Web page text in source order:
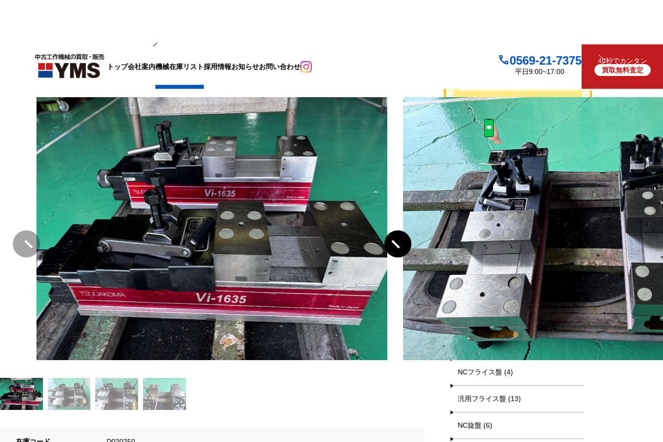
トップ会社案内機械在庫リスト採用情報お知らせお問い合わせ 0569-21-7375
平日9:00~17:00
40秒でカンタン
買取無料査定
メカ増力マシンバイス 買取について
お見積り・査定は
LINEで査定 （友だち追加）
買取フォームで査定
お電話でも受け付けております
0569-21-7375
平日9:00~17:00
キーワード検索
カテゴリー一覧
マシニング (8)
NCフライス盤 (4)
汎用フライス盤 (13)
NC旋盤 (6)